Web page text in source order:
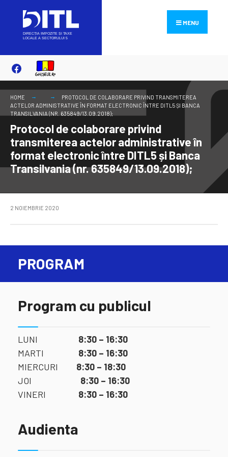
content
MENU
HOME
PROTOCOL DE COLABORARE PRIVIND TRANSMITEREA
ACTELOR ADMINISTRATIVE ÎN FORMAT ELECTRONIC ÎNTRE DITL5 ȘI BANCA
TRANSILVANIA (NR. 635849/13.09.2018);
Protocol de colaborare privind
transmiterea actelor administrative în
format electronic între DITL5 și Banca
Transilvania (nr. 635849/13.09.2018);
2 NOIEMBRIE 2020
PROGRAM
Program cu publicul
LUNI 8:30 – 16:30
MARTI 8:30 – 16:30
MIERCURI 8:30 – 18:30
JOI 8:30 – 16:30
VINERI 8:30 – 16:30
Audienta
for: